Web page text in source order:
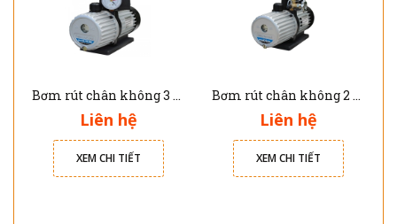
Bơm rút chân không 3 CBM 90063-2V-220 Mastercool
Liên hệ
XEM CHI TIẾT
Bơm rút chân không 2 cấp 6 CBM 90066-220-BSF Mastercool
Liên hệ
XEM CHI TIẾT